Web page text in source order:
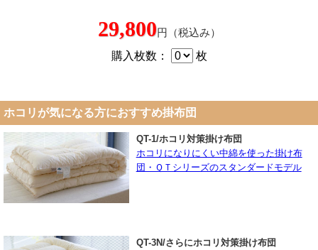
29,800円（税込み）
購入枚数：
枚
ホコリが気になる方におすすめ掛布団
QT-1/ホコリ対策掛け布団
ホコリになりにくい中綿を使った掛け布
団・ＱＴシリーズのスタンダードモデル
QT-3N/さらにホコリ対策掛け布団